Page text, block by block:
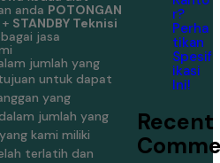
anda POTONGAN
+ STANDBY Teknisi
jasa
jumlah yang
untuk dapat
yang
jumlah yang
kami miliki
terlatih dan
r?
Perha
tikan
Spesif
ikasi
Ini!
Recent